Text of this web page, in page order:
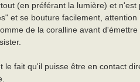
(en préférant la lumière) et n'est
et se bouture facilement, attention
de la coralline avant d'émettre
fait qu'il puisse être en contact